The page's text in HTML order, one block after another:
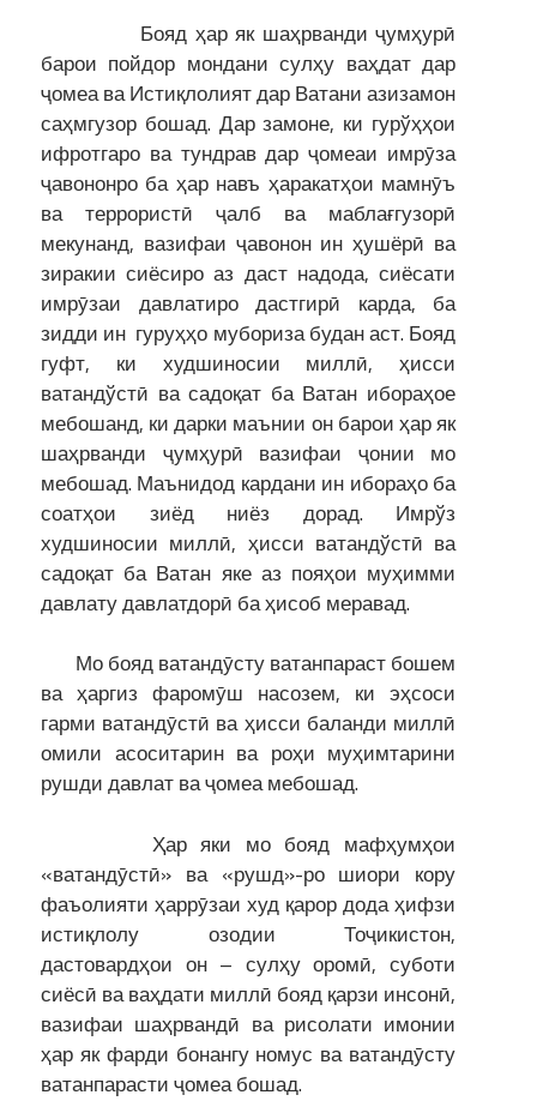
Бояд ҳар як шаҳрванди ҷумҳурӣ
барои пойдор мондани сулҳу ваҳдат дар
ҷомеа ва Истиқлолият дар Ватани азизамон
саҳмгузор бошад. Дар замоне, ки гурўҳҳои
ифротгаро ва тундрав дар ҷомеаи имрӯза
ҷавононро ба ҳар навъ ҳаракатҳои мамнӯъ
ва террористӣ ҷалб ва маблағгузорӣ
мекунанд, вазифаи ҷавонон ин ҳушёрӣ ва
зиракии сиёсиро аз даст надода, сиёсати
имрӯзаи давлатиро дастгирӣ карда, ба
зидди ин гуруҳҳо мубориза будан аст. Бояд
гуфт, ки худшиносии миллӣ, ҳисси
ватандўстӣ ва садоқат ба Ватан ибораҳое
мебошанд, ки дарки маънии он барои ҳар як
шаҳрванди ҷумҳурӣ вазифаи ҷонии мо
мебошад. Маънидод кардани ин ибораҳо ба
соатҳои зиёд ниёз дорад. Имрўз
худшиносии миллӣ, ҳисси ватандўстӣ ва
садоқат ба Ватан яке аз пояҳои муҳимми
давлату давлатдорӣ ба ҳисоб меравад.
Мо бояд ватандӯсту ватанпараст бошем
ва ҳаргиз фаромӯш насозем, ки эҳсоси
гарми ватандӯстӣ ва ҳисси баланди миллӣ
омили асоситарин ва роҳи муҳимтарини
рушди давлат ва ҷомеа мебошад.
Ҳар яки мо бояд мафҳумҳои
«ватандӯстӣ» ва «рушд»-ро шиори кору
фаъолияти ҳаррӯзаи худ қарор дода ҳифзи
истиқлолу озодии Тоҷикистон,
дастовардҳои он – сулҳу оромӣ, суботи
сиёсӣ ва ваҳдати миллӣ бояд қарзи инсонӣ,
вазифаи шаҳрвандӣ ва рисолати имонии
ҳар як фарди бонангу номус ва ватандӯсту
ватанпарасти ҷомеа бошад.